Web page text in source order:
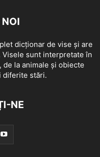
NOI
dicționar de vise și are
sunt interpretate în
la animale și obiecte
diferite stări.
NE